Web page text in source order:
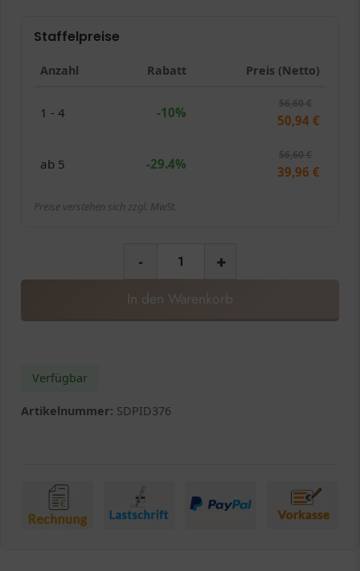
Staffelpreise
Anzahl Rabatt Preis (Netto)
1 - 4 -10% 50,94 €
ab 5 -29.4% 39,96 €
Preise verstehen sich zzgl. MwSt.
- +
In den Warenkorb
Verfügbar
Artikelnummer: SDPID376